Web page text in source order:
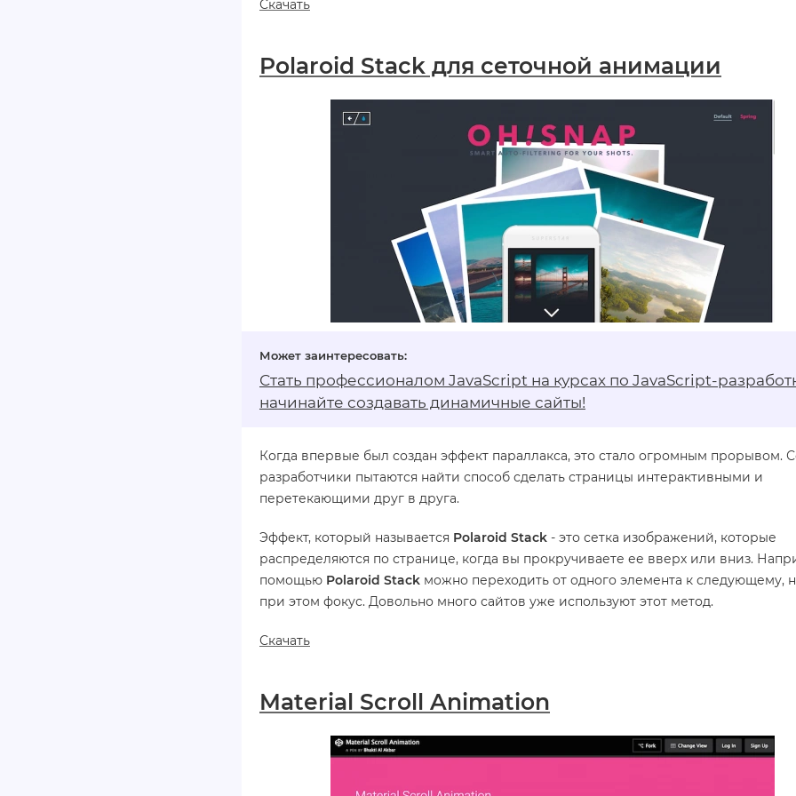
Скачать
Polaroid Stack для сеточной анимации
Стать профессионалом JavaScript на курсах по JavaScript-
начинайте создавать динамичные сайты!
Когда впервые был создан эффект параллакса, это стало огромным прорывом.
разработчики пытаются найти способ сделать страницы интерактивными и
перетекающими друг в друга.
Эффект, который называется Polaroid Stack - это сетка изображений, которые
распределяются по странице, когда вы прокручиваете ее вверх или вниз.
помощью Polaroid Stack можно переходить от одного элемента к следующему,
при этом фокус. Довольно много сайтов уже используют этот метод.
Скачать
Material Scroll Animation